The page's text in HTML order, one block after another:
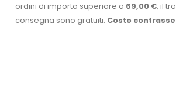
ordini di importo superiore a 69,00 €, il
consegna sono gratuiti. Costo